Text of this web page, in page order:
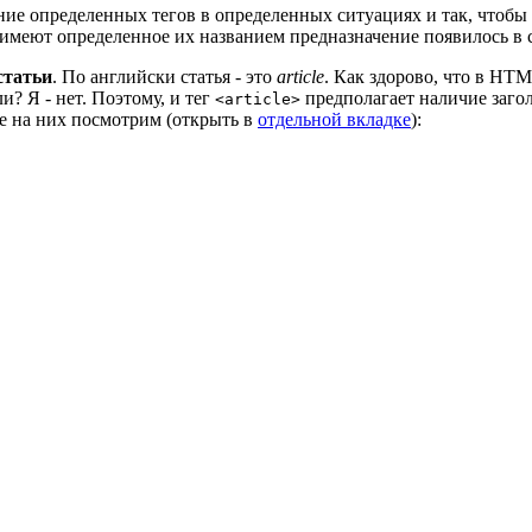
определенных тегов в определенных ситуациях и так,
определенное их названием предназначение появилось в
. По английски статья - это article. Как здорово, что в
Я - нет. Поэтому, и тег <article> предполагает наличие
на них посмотрим (открыть в отдельной вкладке):